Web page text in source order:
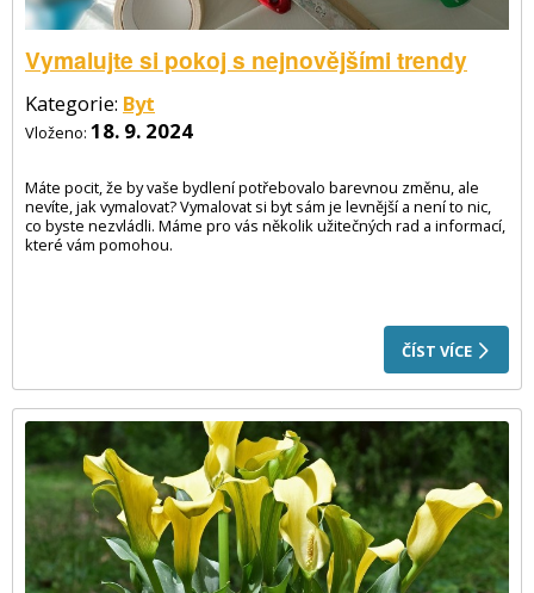
Vymalujte si pokoj s nejnovějšími trendy
Kategorie: Byt
Vloženo: 18. 9. 2024
Máte pocit, že by vaše bydlení potřebovalo barevnou změnu, ale
nevíte, jak vymalovat? Vymalovat si byt sám je levnější a není to nic,
co byste nezvládli. Máme pro vás několik užitečných rad a informací,
které vám pomohou.
ČÍST VÍCE